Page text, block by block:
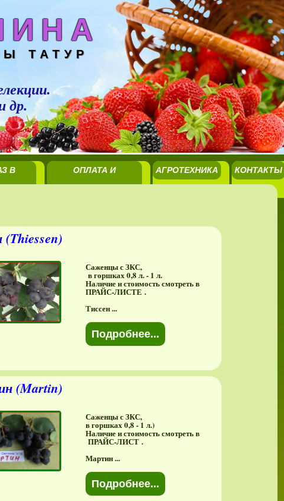
ТАТУР
др.
В
ОПЛАТА И
АГРОТЕХНИКА КОНТАКТЫ
(Thiessen)
Саженцы с ЗКС,
в горшках 0,8 л. - 1 л.
Наличие и стоимость смотреть в
ПРАЙС-ЛИСТЕ .
Тиссен ...
Подробнее...
(Martin)
Саженцы с ЗКС,
в горшках 0,8 - 1 л.)
Наличие и стоимость смотреть в
ПРАЙС-ЛИСТ .
Мартин ...
Подробнее...